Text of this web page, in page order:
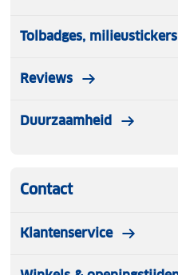
Tolbadges,
Reviews
Duurzaamheid
Contact
Klantenservice